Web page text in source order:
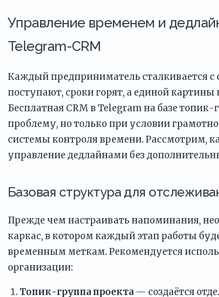
Управление временем и
Telegram-CRM
Каждый предприниматель сталкивается с
поступают, сроки горят, а единой картины
Бесплатная CRM в Telegram на базе
проблему, но только при условии
системы контроля времени. Рассмотрим,
управление дедлайнами без
Базовая структура для
Прежде чем настраивать напоминания,
каркас, в котором каждый этап работы
временным меткам. Рекомендуется
организации:
Топик-группа проекта — создаётся